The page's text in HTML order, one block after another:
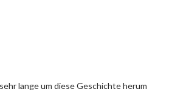
lange um diese Geschichte herum